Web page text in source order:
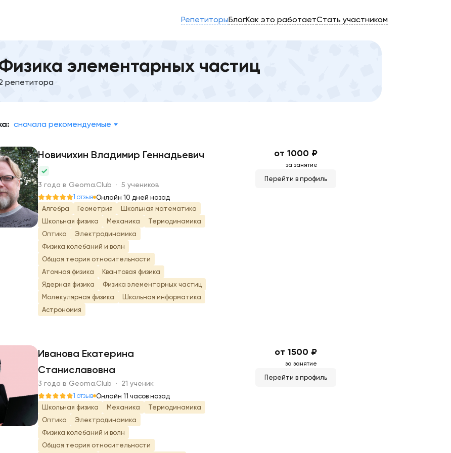
РепетиторыБлогКак это работаетСтать участником
элементарных частиц
репетитора
сначала рекомендуемые
Новичихин Владимир Геннадьевич
3 года в Geoma.Club · 5 учеников
1 отзыв Онлайн 10 дней назад
Алгебра
Геометрия
Школьная математика
Школьная физика
Механика
Термодинамика
Оптика
Электродинамика
Физика колебаний и волн
Общая теория относительности
Атомная физика
Квантовая физика
Ядерная физика
Физика элементарных частиц
Молекулярная физика
Школьная информатика
Астрономия
от 1000 ₽
за занятие
Перейти в профиль
Иванова Екатерина
Станиславовна
3 года в Geoma.Club · 21 ученик
1 отзыв Онлайн 11 часов назад
Школьная физика
Механика
Термодинамика
Оптика
Электродинамика
Физика колебаний и волн
Общая теория относительности
от 1500 ₽
за занятие
Перейти в профиль